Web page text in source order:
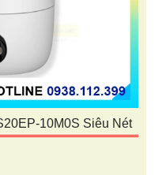
10M0S Siêu Nét